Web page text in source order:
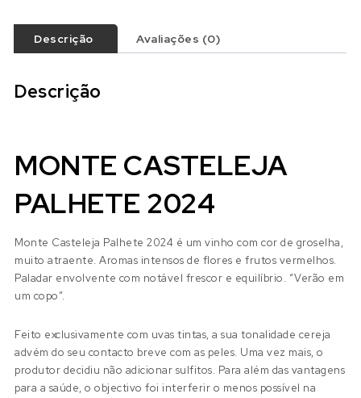
Descrição Avaliações (0)
Descrição
MONTE CASTELEJA
PALHETE 2024
Monte Casteleja Palhete 2024 é um vinho com cor de groselha,
muito atraente. Aromas intensos de flores e frutos vermelhos.
Paladar envolvente com notável frescor e equilíbrio. “Verão em
um copo”.
Feito exclusivamente com uvas tintas, a sua tonalidade cereja
advém do seu contacto breve com as peles. Uma vez mais, o
produtor decidiu não adicionar sulfitos. Para além das vantagens
para a saúde, o objectivo foi interferir o menos possível na